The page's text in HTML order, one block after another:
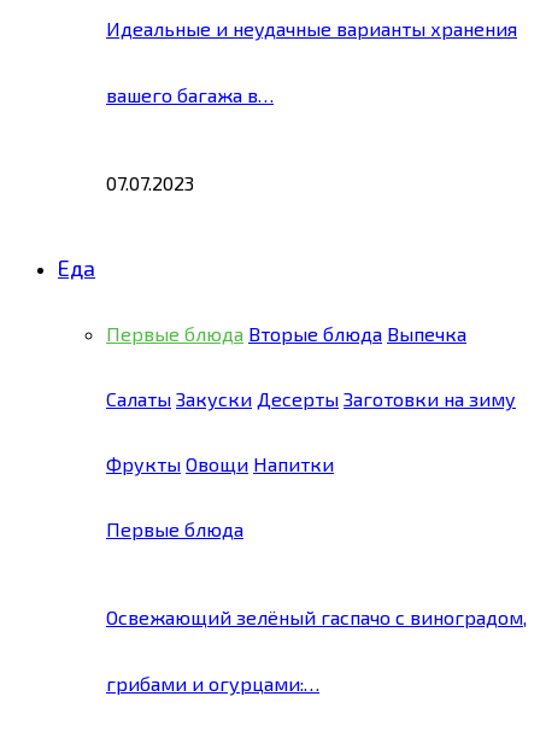
Идеальные и неудачные варианты хранения
вашего багажа в…
07.07.2023
Еда
Первые блюда Вторые блюда Выпечка
Салаты Закуски Десерты Заготовки на зиму
Фрукты Овощи Напитки
Первые блюда
Освежающий зелёный гаспачо с виноградом,
грибами и огурцами:…